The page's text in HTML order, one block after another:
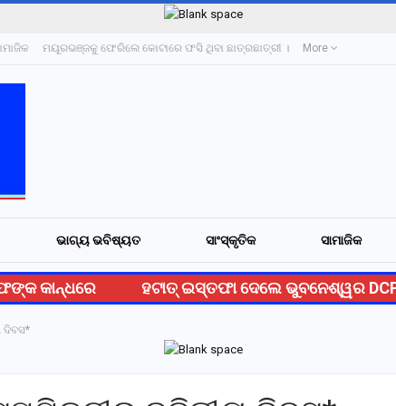
ମୟୂରଭଞ୍ଜକୁ ଫେରିଲେ କୋଟାରେ ଫସି ଥିବା ଛାତ୍ରଛାତ୍ରୀ । More
ଭାଗ୍ୟ ଭବିଷ୍ୟତ ସାଂସ୍କୃତିକ ସାମାଜିକ
କାନ୍ଧରେ ହଟାତ୍ ଇସ୍ତଫା ଦେଲେ ଭୁବନେଶ୍ୱର DCP
ଦିବସ*